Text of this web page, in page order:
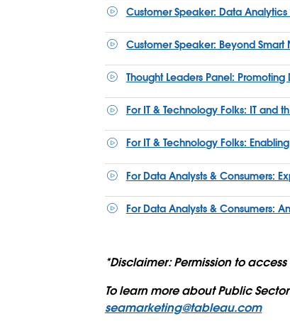
Customer Speaker: Data
Customer Speaker: Beyond
Thought Leaders Panel:
For IT & Technology Folks: IT and
For IT & Technology Folks:
For Data Analysts & Consumers:
For Data Analysts & Consumers:
*Disclaimer: Permission to
To learn more about Public
seamarketing@tableau.com